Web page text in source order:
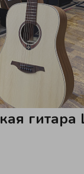
гитара